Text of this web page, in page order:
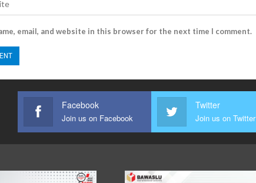
email, and website in this browser for the next time I comment.
Facebook
Join us on Facebook
Twitter
Join us on Twitter